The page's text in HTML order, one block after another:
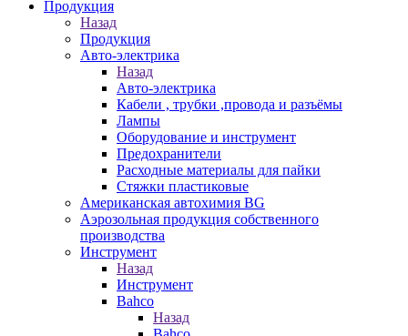
Продукция
Назад
Продукция
Авто-электрика
Назад
Авто-электрика
Кабели , трубки ,провода и разъёмы
Лампы
Оборудование и инструмент
Предохранители
Расходные материалы для пайки
Стяжки пластиковые
Американская автохимия BG
Аэрозольная продукция собственного
производства
Инструмент
Назад
Инструмент
Bahco
Назад